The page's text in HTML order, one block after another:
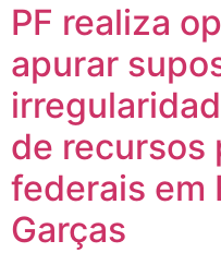
PF realiza
apurar
de recursos
federais em
Garças